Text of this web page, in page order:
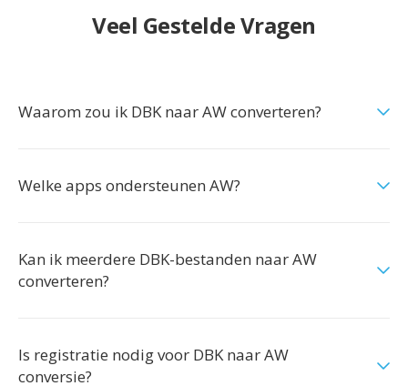
Veel Gestelde Vragen
Waarom zou ik DBK naar AW converteren?
Welke apps ondersteunen AW?
Kan ik meerdere DBK-bestanden naar AW
converteren?
Is registratie nodig voor DBK naar AW
conversie?